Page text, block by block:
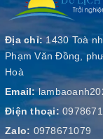
Địa chỉ: 1430 Toà
Phạm Văn Đồng,
Hoà
Email:
Điện thoại:
Zalo: 0978671079